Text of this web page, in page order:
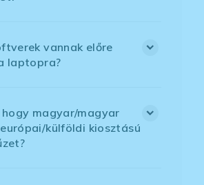
vannak előre
laptopra?
magyar/magyar
külföldi kiosztású